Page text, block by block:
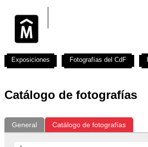
Catálogo de fotografías
General Catálogo de fotografías
Exposiciones Fotografías del CdF